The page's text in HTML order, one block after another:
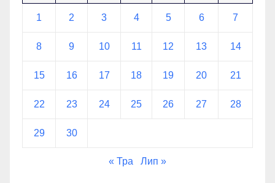
1 2 3 4 5 6 7
8 9 10 11 12 13 14
15 16 17 18 19 20 21
22 23 24 25 26 27 28
29 30
« Тра Лип »